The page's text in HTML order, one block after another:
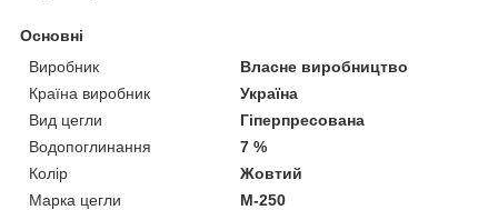
Основні
Виробник
Власне виробництво
Країна виробник
Україна
Вид цегли
Гіперпресована
Водопоглинання
7 %
Колір
Жовтий
Марка цегли
М-250